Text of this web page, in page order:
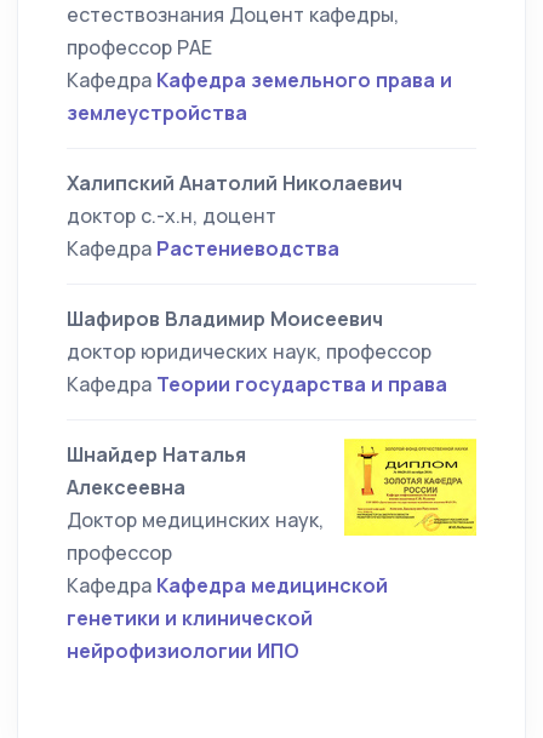
естествознания Доцент кафедры,
профессор РАЕ
Кафедра Кафедра земельного права и
землеустройства
Халипский Анатолий Николаевич
доктор с.-х.н, доцент
Кафедра Растениеводства
Шафиров Владимир Моисеевич
доктор юридических наук, профессор
Кафедра Теории государства и права
Шнайдер Наталья
Алексеевна
Доктор медицинских наук,
профессор
Кафедра Кафедра медицинской
генетики и клинической
нейрофизиологии ИПО